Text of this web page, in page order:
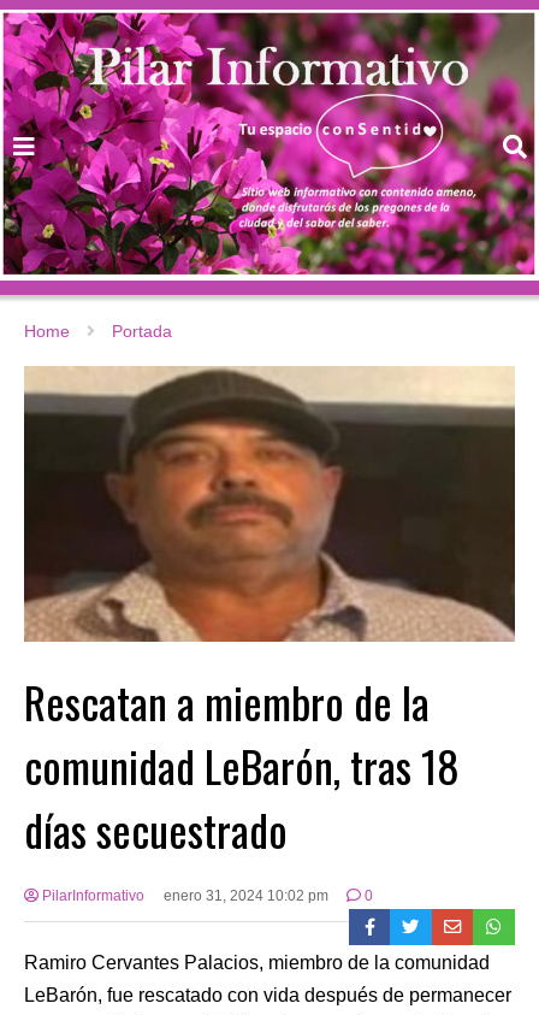
Home Portada
Rescatan a miembro de la
comunidad LeBarón, tras 18
días secuestrado
PilarInformativo enero 31, 2024 10:02 pm 0
Ramiro Cervantes Palacios, miembro de la comunidad
LeBarón, fue rescatado con vida después de permanecer